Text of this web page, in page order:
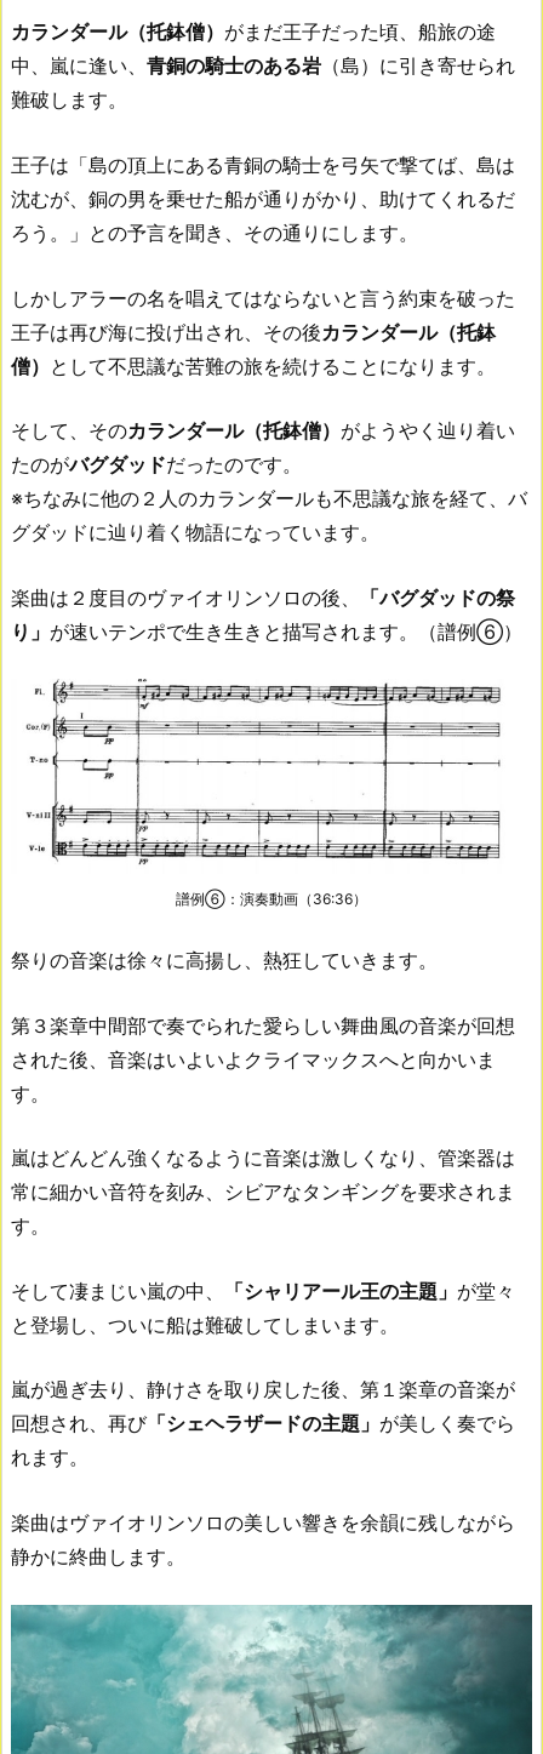
カランダール（托鉢僧） がまだ王子だった頃、船旅の途
中、嵐に逢い、 青銅の騎士のある岩 （島）に引き寄せられ
難破します。
王子は「島の頂上にある青銅の騎士を弓矢で撃てば、島は
沈むが、銅の男を乗せた船が通りがかり、助けてくれるだ
ろう。」との予言を聞き、その通りにします。
しかしアラーの名を唱えてはならないと言う約束を破った
王子は再び海に投げ出され、その後カランダール（托鉢
僧） として不思議な苦難の旅を続けることになります。
そして、そのカランダール（托鉢僧） がようやく辿り着い
たのがバグダッドだったのです。
※ちなみに他の２人のカランダールも不思議な旅を経て、バ
グダッドに辿り着く物語になっています。
楽曲は２度目のヴァイオリンソロの後、
「バグダッドの祭
り」 が速いテンポで生き生きと描写されます。（譜例⑥）
譜例⑥：演奏動画（36:36）
祭りの音楽は徐々に高揚し、熱狂していきます。
第３楽章中間部で奏でられた愛らしい舞曲風の音楽が回想
された後、音楽はいよいよクライマックスへと向かいま
す。
嵐はどんどん強くなるように音楽は激しくなり、管楽器は
常に細かい音符を刻み、シビアなタンギングを要求されま
す。
そして凄まじい嵐の中、 「シャリアール王の主題」 が堂々
と登場し、ついに船は難破してしまいます。
嵐が過ぎ去り、静けさを取り戻した後、第１楽章の音楽が
回想され、再び「シェヘラザードの主題」 が美しく奏でら
れます。
楽曲はヴァイオリンソロの美しい響きを余韻に残しながら
静かに終曲します。